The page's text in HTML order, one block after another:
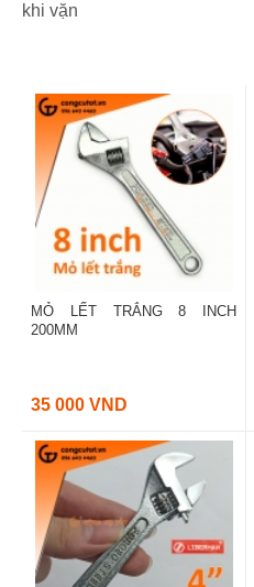
khi vặn
MỎ LẾT TRẮNG 8 INCH
200MM
35 000 VND